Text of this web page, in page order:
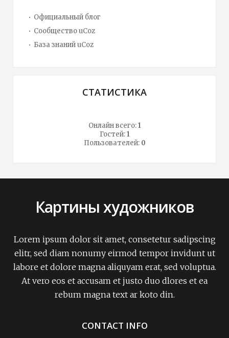
Официальный блог
Сообщество uCoz
База знаний uCoz
СТАТИСТИКА
Онлайн всего:1
Гостей:1
Пользователей: 0
Картины художников
Lorem ipsum dolor sit amet, consetetur sadipscing
elitr, sed diam nonumy eirmod tempor invidunt ut
labore et dolore magna aliquyam erat, sed voluptua.
At vero eos et accusam et justo duo dlores et ea
rebum magna text ar koto din.
CONTACT INFO